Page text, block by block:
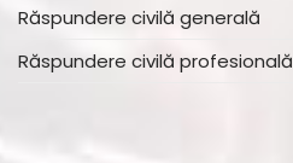
Răspundere civilă generală
Răspundere civilă profesională